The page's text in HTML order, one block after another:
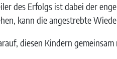
des Erfolgs ist dabei der
kann die angestrebte
diesen Kindern